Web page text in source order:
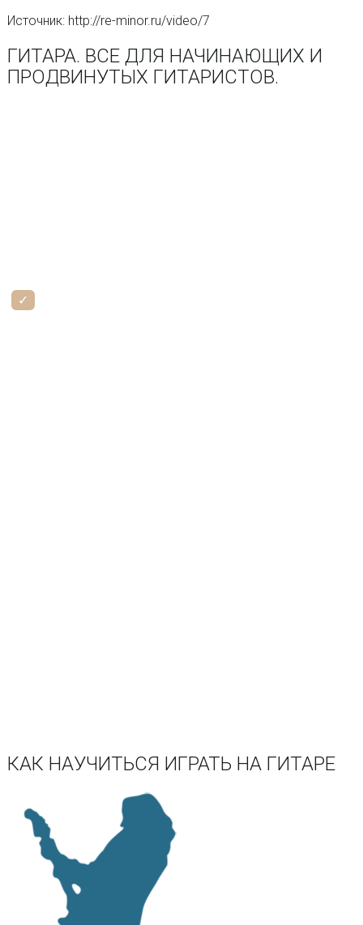
Источник: http://re-minor.ru/video/7
ГИТАРА. ВСЕ ДЛЯ НАЧИНАЮЩИХ И
ПРОДВИНУТЫХ ГИТАРИСТОВ.
КАК НАУЧИТЬСЯ ИГРАТЬ НА ГИТАРЕ